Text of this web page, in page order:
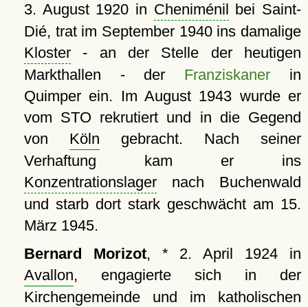
3. August 1920 in Cheniménil bei Saint-
Dié, trat im September 1940 ins damalige
Kloster- an der Stelle der heutigen
Markthallen - der Franziskaner in
Quimper ein. Im August 1943 wurde er
vom STO rekrutiert und in die Gegend
von Köln gebracht. Nach seiner
Verhaftung kam er ins
Konzentrationslagernach Buchenwald
und starb dort stark geschwächt am 15.
März 1945.
Bernard Morizot, * 2. April 1924 in
Avallon, engagierte sich in der
Kirchengemeinde und im katholischen